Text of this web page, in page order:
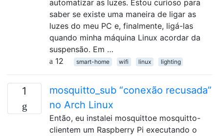
automatizar as luzes. Estou curioso para
saber se existe uma maneira de ligar as
luzes do meu PC e, finalmente, ligá-las
quando minha máquina Linux acordar da
suspensão. Em …
12
smart-home wifi linux lighting
1
mosquitto_sub “conexão recusada”
no Arch Linux
Então, eu instalei mosquittoe mosquitto-
clientem um Raspberry Pi executando o